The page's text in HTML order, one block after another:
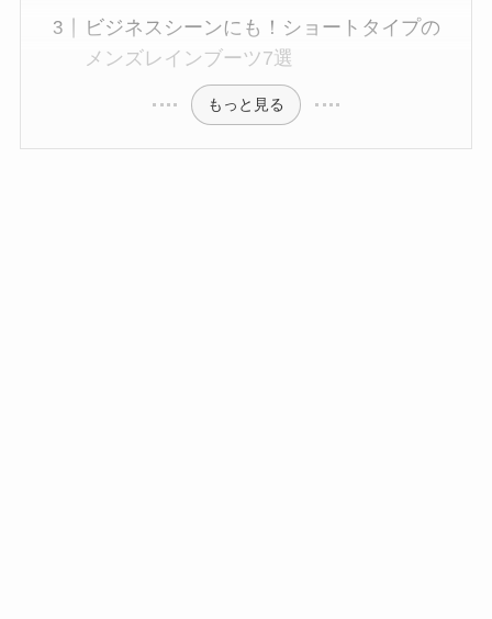
ビジネスシーンにも！ショートタイプの
メンズレインブーツ7選
もっと見る